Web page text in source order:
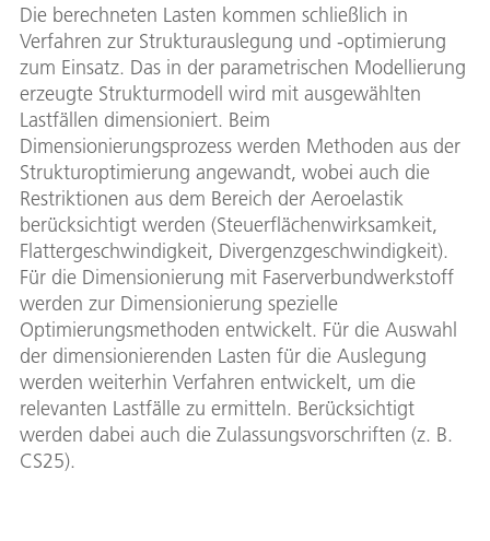
Die berechneten Lasten kommen schließlich in
Verfahren zur Strukturauslegung und -optimierung
zum Einsatz. Das in der parametrischen Modellierung
erzeugte Strukturmodell wird mit ausgewählten
Lastfällen dimensioniert. Beim
Dimensionierungsprozess werden Methoden aus der
Strukturoptimierung angewandt, wobei auch die
Restriktionen aus dem Bereich der Aeroelastik
berücksichtigt werden (Steuerflächenwirksamkeit,
Flattergeschwindigkeit, Divergenzgeschwindigkeit).
Für die Dimensionierung mit Faserverbundwerkstoff
werden zur Dimensionierung spezielle
Optimierungsmethoden entwickelt. Für die Auswahl
der dimensionierenden Lasten für die Auslegung
werden weiterhin Verfahren entwickelt, um die
relevanten Lastfälle zu ermitteln. Berücksichtigt
werden dabei auch die Zulassungsvorschriften (z. B.
CS25).